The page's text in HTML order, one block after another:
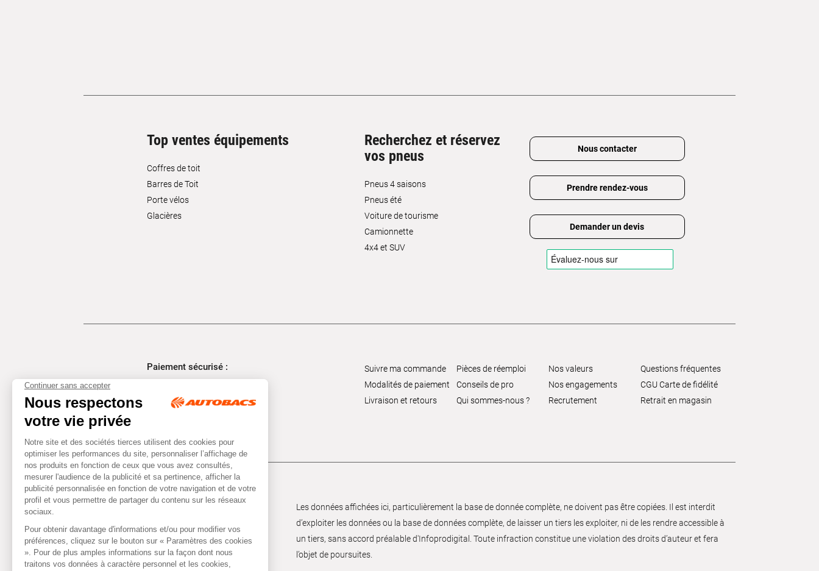
Top ventes équipements
Coffres de toit
Barres de Toit
Porte vélos
Glacières
Recherchez et réservez
vos pneus
Pneus 4 saisons
Pneus été
Voiture de tourisme
Camionnette
4x4 et SUV
Nous contacter
Prendre rendez-vous
Demander un devis
Paiement sécurisé :
Suivre ma commande
Modalités de paiement
Livraison et retours
Pièces de réemploi
Conseils de pro
Qui sommes-nous ?
Nos valeurs
Nos engagements
Recrutement
Questions fréquentes
CGU Carte de fidélité
Retrait en magasin
Les données affichées ici, particulièrement la base de donnée complète, ne doivent pas être copiées. Il est interdit
d’exploiter les données ou la base de données complète, de laisser un tiers les exploiter, ni de les rendre accessible à
un tiers, sans accord préalable d'Infoprodigital. Toute infraction constitue une violation des droits d’auteur et fera
l’objet de poursuites.